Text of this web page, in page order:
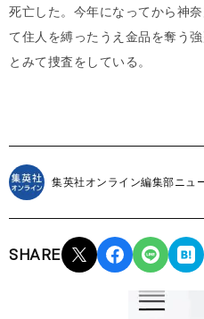
死亡した。今年になってから神
て住人を縛ったうえ金品を奪う
とみて捜査をしている。
集英社オンライン編集部ニュ
SHARE